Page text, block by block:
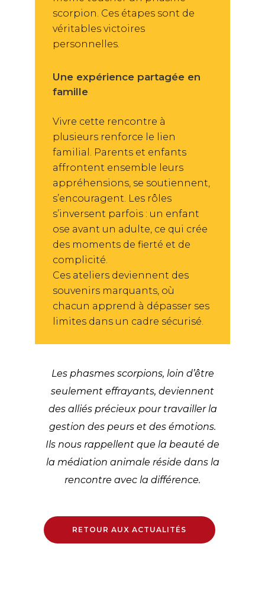
scorpion. Ces étapes sont de
véritables victoires
personnelles.
Une expérience partagée en
famille
Vivre cette rencontre à
plusieurs renforce le lien
familial. Parents et enfants
affrontent ensemble leurs
appréhensions, se soutiennent,
s’encouragent. Les rôles
s’inversent parfois : un enfant
ose avant un adulte, ce qui crée
des moments de fierté et de
complicité.
Ces ateliers deviennent des
souvenirs marquants, où
chacun apprend à dépasser ses
limites dans un cadre sécurisé.
Les phasmes scorpions, loin d’être
seulement effrayants, deviennent
des alliés précieux pour travailler la
gestion des peurs et des émotions.
Ils nous rappellent que la beauté de
la médiation animale réside dans la
rencontre avec la différence.
RETOUR AUX ACTUALITÉS